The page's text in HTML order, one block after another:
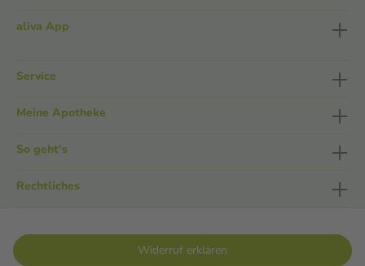
aliva App
Service
Meine Apotheke
So geht's
Rechtliches
Widerruf erklären